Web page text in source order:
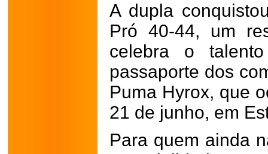
A dupla
Pró 40-44, um
celebra o
passaporte dos
Puma Hyrox, que
21 de junho, em
Para quem ainda